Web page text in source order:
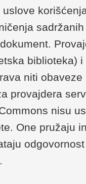
biblioteka)
niti
provajdera
nisu
One pružaju